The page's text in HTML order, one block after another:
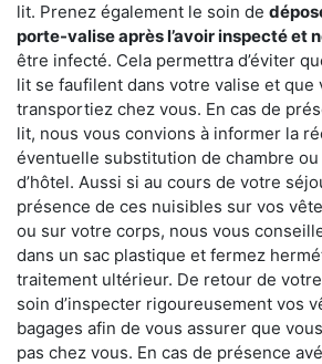
lit. Prenez également le soin de
porte-valise après l’avoir inspecté et
être infecté. Cela permettra d’éviter
lit se faufilent dans votre valise et que
transportiez chez vous. En cas de
lit, nous vous convions à informer la
éventuelle substitution de chambre
d’hôtel. Aussi si au cours de votre
présence de ces nuisibles sur vos
ou sur votre corps, nous vous
dans un sac plastique et fermez
traitement ultérieur. De retour de
soin d’inspecter rigoureusement vos
bagages afin de vous assurer que
pas chez vous. En cas de présence